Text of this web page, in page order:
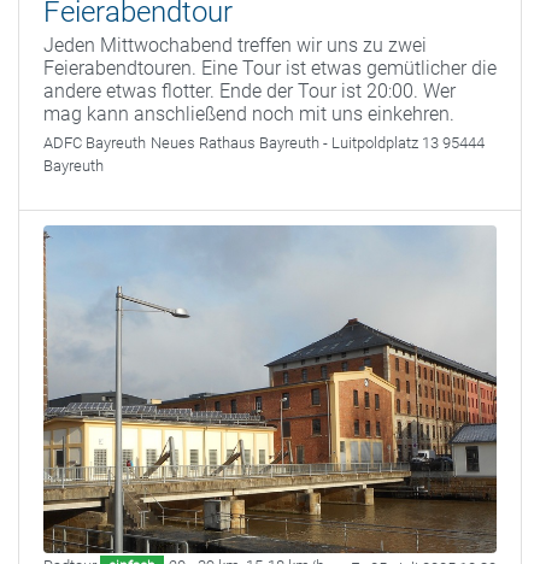
Feierabendtour
Jeden Mittwochabend treffen wir uns zu zwei
Feierabendtouren. Eine Tour ist etwas gemütlicher die
andere etwas flotter. Ende der Tour ist 20:00. Wer
mag kann anschließend noch mit uns einkehren.
ADFC Bayreuth Neues Rathaus Bayreuth - Luitpoldplatz 13 95444
Bayreuth